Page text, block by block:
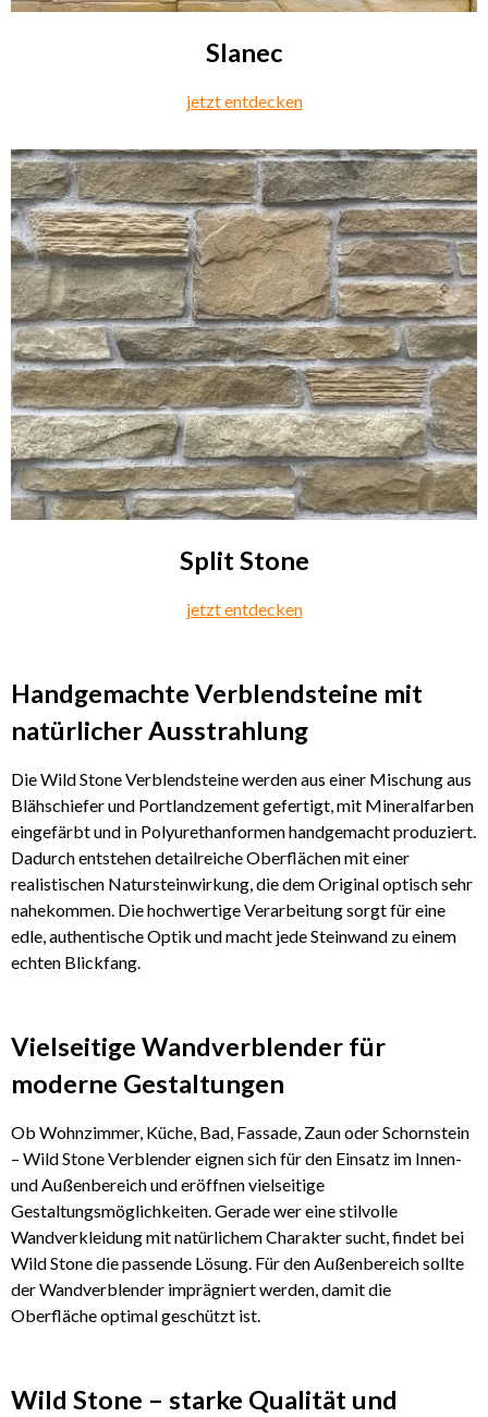
Slanec
jetzt entdecken
Split Stone
jetzt entdecken
Handgemachte Verblendsteine mit
natürlicher Ausstrahlung
Die Wild Stone Verblendsteine werden aus einer Mischung aus
Blähschiefer und Portlandzement gefertigt, mit Mineralfarben
eingefärbt und in Polyurethanformen handgemacht produziert.
Dadurch entstehen detailreiche Oberflächen mit einer
realistischen Natursteinwirkung, die dem Original optisch sehr
nahekommen. Die hochwertige Verarbeitung sorgt für eine
edle, authentische Optik und macht jede Steinwand zu einem
echten Blickfang.
Vielseitige Wandverblender für
moderne Gestaltungen
Ob Wohnzimmer, Küche, Bad, Fassade, Zaun oder Schornstein
– Wild Stone Verblender eignen sich für den Einsatz im Innen-
und Außenbereich und eröffnen vielseitige
Gestaltungsmöglichkeiten. Gerade wer eine stilvolle
Wandverkleidung mit natürlichem Charakter sucht, findet bei
Wild Stone die passende Lösung. Für den Außenbereich sollte
der Wandverblender imprägniert werden, damit die
Oberfläche optimal geschützt ist.
Wild Stone – starke Qualität und